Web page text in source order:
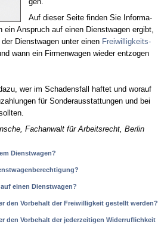
Auf die­ser Sei­te fin­den Sie In­for­ma­
An­spruch auf ei­nen Dienst­wa­gen er­gibt,
Dienst­wa­gen un­ter ei­nen Frei­wil­lig­keits­
wann ein Fir­men­wa­gen wie­der ent­zo­gen
wer im Scha­dens­fall haf­tet und wor­auf
für Son­der­aus­stat­tun­gen und bei
Fach­an­walt für Ar­beits­recht, Ber­lin
Dienst­wa­gen?
ei­nen Dienst­wa­gen?
den Vor­be­halt der Frei­wil­lig­keit ge­stellt wer­den?
den Vor­be­halt der je­der­zei­ti­gen Wi­der­ruf­lich­keit